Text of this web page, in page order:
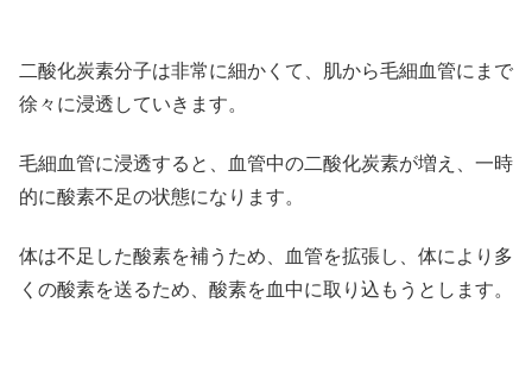
二酸化炭素分子は非常に細かくて、肌から毛細血管にまで
徐々に浸透していきます。
毛細血管に浸透すると、血管中の二酸化炭素が増え、一時
的に酸素不足の状態になります。
体は不足した酸素を補うため、血管を拡張し、体により多
くの酸素を送るため、酸素を血中に取り込もうとします。